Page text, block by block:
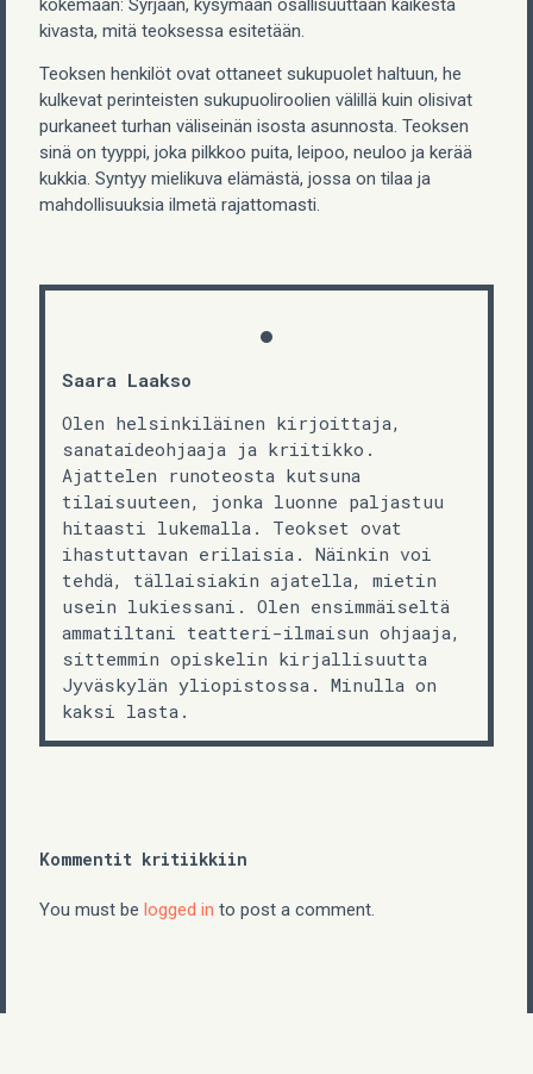
kokemaan: Syrjään, kysymään osallisuuttaan kaikesta
kivasta, mitä teoksessa esitetään.
Teoksen henkilöt ovat ottaneet sukupuolet haltuun, he
kulkevat perinteisten sukupuoliroolien välillä kuin olisivat
purkaneet turhan väliseinän isosta asunnosta. Teoksen
sinä on tyyppi, joka pilkkoo puita, leipoo, neuloo ja kerää
kukkia. Syntyy mielikuva elämästä, jossa on tilaa ja
mahdollisuuksia ilmetä rajattomasti.
Saara Laakso
Olen helsinkiläinen kirjoittaja,
sanataideohjaaja ja kriitikko.
Ajattelen runoteosta kutsuna
tilaisuuteen, jonka luonne paljastuu
hitaasti lukemalla. Teokset ovat
ihastuttavan erilaisia. Näinkin voi
tehdä, tällaisiakin ajatella, mietin
usein lukiessani. Olen ensimmäiseltä
ammatiltani teatteri-ilmaisun ohjaaja,
sittemmin opiskelin kirjallisuutta
Jyväskylän yliopistossa. Minulla on
kaksi lasta.
Kommentit kritiikkiin
You must be logged in to post a comment.